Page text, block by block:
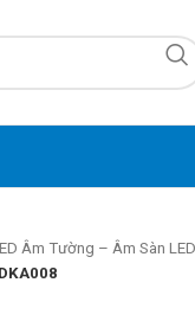
Âm Tường – Âm Sàn LED